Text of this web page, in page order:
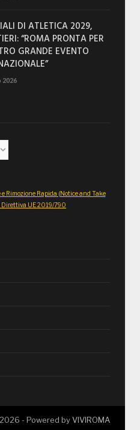
DI ATLETICA 2029,
“ROMA PRONTA PER
GRANDE EVENTO
2026
e Rimozione Rapida (Notice and Take
Direttiva UE 2019/790
2026 - Powered byVIVIROMA